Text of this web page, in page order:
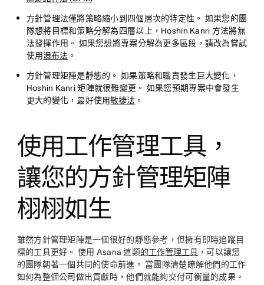
方針管理法僅將策略縮小到四個層次的特定性。 如果您的團
隊想將目標和策略分解為四層以上，Hoshin Kanri 方法將無
法發揮作用。 如果您想將專案分解為更多區段，請改為嘗試
使用瀑布法 。
方針管理矩陣是靜態的。 如果策略和職責發生巨大變化，
Hoshin Kanri 矩陣就很難變更。 如果您預期專案中會發生
更大的變化，最好使用敏捷法 。
使用工作管理工具，
讓您的方針管理矩陣
栩栩如生
雖然方針管理矩陣是一個很好的靜態參考，但擁有即時追蹤目
標的工具更好。 使用 Asana 這類的工作管理工具 ，可以讓您
的團隊朝著一個共同的使命前進。 當團隊清楚瞭解他們的工作
如何為整個公司做出貢獻時，他們就能夠交付可衡量的成果。